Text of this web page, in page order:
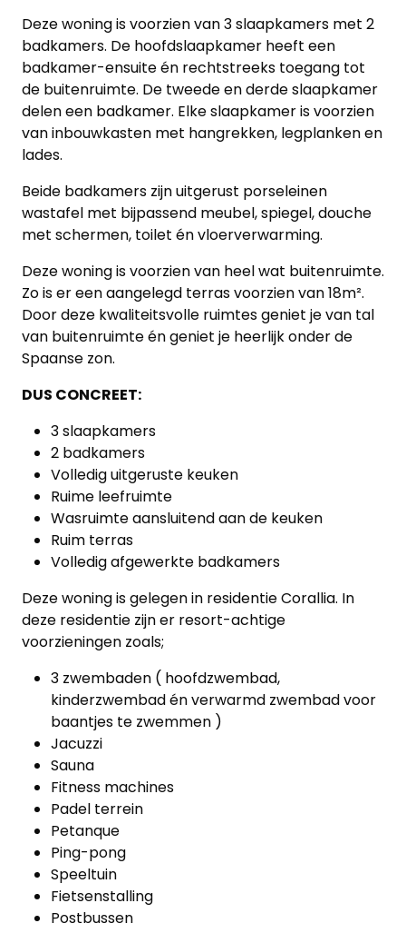
Home
Lopende
projecten
Alle
Panden
Over
ons
Ons
team
Ons
kantoor
Onze
werkwijze
Contacteer
ons
Blog
Cookies
Deze woning is voorzien van 3 slaapkamers met 2
badkamers. De hoofdslaapkamer heeft een
badkamer-ensuite én rechtstreeks toegang tot
de buitenruimte. De tweede en derde slaapkamer
delen een badkamer. Elke slaapkamer is voorzien
van inbouwkasten met hangrekken, legplanken en
lades.
Beide badkamers zijn uitgerust porseleinen
wastafel met bijpassend meubel, spiegel, douche
met schermen, toilet én vloerverwarming.
Deze woning is voorzien van heel wat buitenruimte.
Zo is er een aangelegd terras voorzien van 18m².
Door deze kwaliteitsvolle ruimtes geniet je van tal
van buitenruimte én geniet je heerlijk onder de
Spaanse zon.
DUS CONCREET:
3 slaapkamers
2 badkamers
Volledig uitgeruste keuken
Ruime leefruimte
Wasruimte aansluitend aan de keuken
Ruim terras
Volledig afgewerkte badkamers
Deze woning is gelegen in residentie Corallia. In
deze residentie zijn er resort-achtige
voorzieningen zoals;
3 zwembaden ( hoofdzwembad,
kinderzwembad én verwarmd zwembad voor
baantjes te zwemmen )
Jacuzzi
Sauna
Fitness machines
Padel terrein
Petanque
Ping-pong
Speeltuin
Fietsenstalling
Postbussen